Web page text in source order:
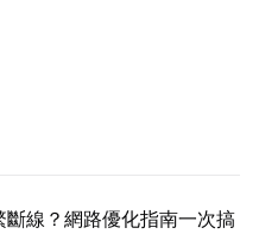
斷線？網路優化指南一次搞